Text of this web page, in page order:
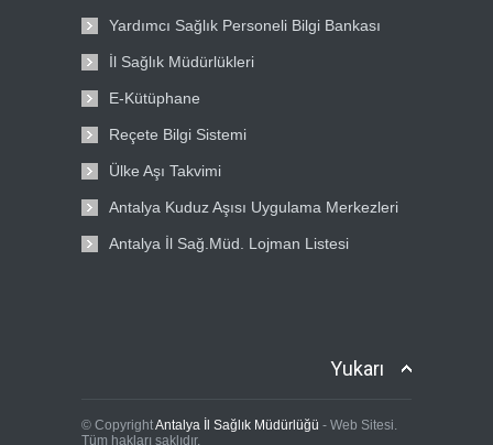
Yardımcı Sağlık Personeli Bilgi Bankası
İl Sağlık Müdürlükleri
E-Kütüphane
Reçete Bilgi Sistemi
Ülke Aşı Takvimi
Antalya Kuduz Aşısı Uygulama Merkezleri
Antalya İl Sağ.Müd. Lojman Listesi
Yukarı
© CopyrightAntalya İl Sağlık Müdürlüğü - Web Sitesi.
Tüm hakları saklıdır.